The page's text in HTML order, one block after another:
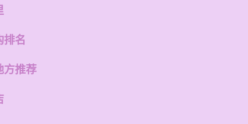
排名
方推荐